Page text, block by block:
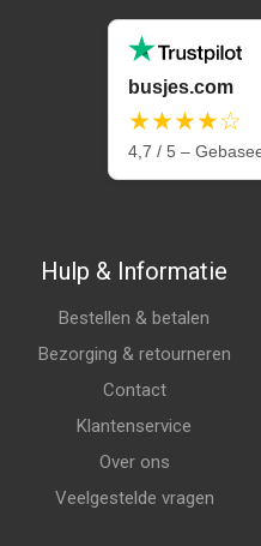
busjes.com
★★★★☆
4,7 / 5 –
Hulp & Informatie
Bestellen & betalen
Bezorging & retourneren
Contact
Klantenservice
Over ons
Veelgestelde vragen